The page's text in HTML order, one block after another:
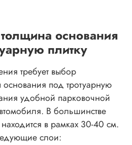
основания
плитку
требует выбор
под тротуарную
удобной парковочной
В большинстве
находится в рамках 30-40 см.
слои: